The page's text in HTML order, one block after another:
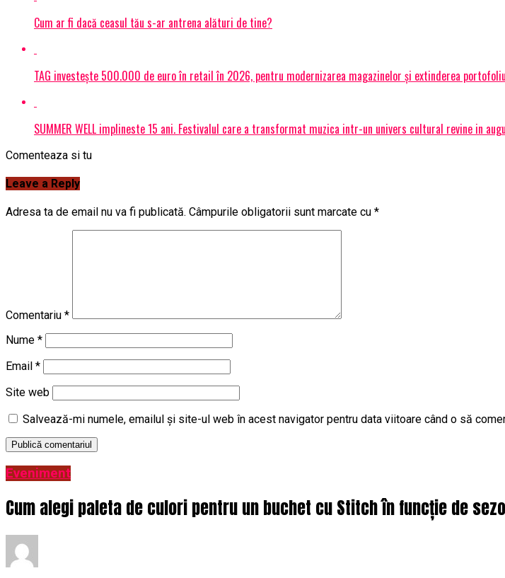
Cum ar fi dacă ceasul tău s-ar antrena alături de tine?
TAG investește 500.000 de euro în retail în 2026, pentru modernizarea magazinelor și extinderea
SUMMER WELL implineste 15 ani. Festivalul care a transformat muzica intr-un univers cultural revine in
Comenteaza si tu
Leave a Reply
Adresa ta de email nu va fi publicată. Câmpurile obligatorii sunt marcate cu *
Comentariu *
Nume *
Email *
Site web
Salvează-mi numele, emailul și site-ul web în acest navigator pentru data viitoare când o să
Eveniment
Cum alegi paleta de culori pentru un buchet cu Stitch în funcție de